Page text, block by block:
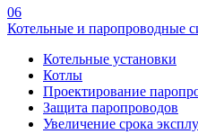
06
Котельные и паропроводные
Котельные установки
Котлы
Проектирование
Защита паропроводов
Увеличение срока